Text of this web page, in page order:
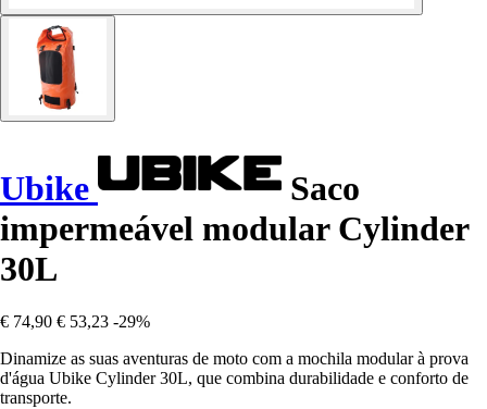
Ubike
Saco
impermeável modular Cylinder
30L
€ 74,90 € 53,23 -29%
Dinamize as suas aventuras de moto com a mochila modular à prova
d'água Ubike Cylinder 30L, que combina durabilidade e conforto de
transporte.